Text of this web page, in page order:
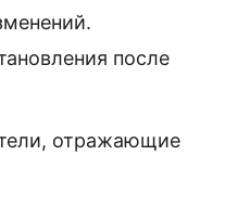
после
отражающие